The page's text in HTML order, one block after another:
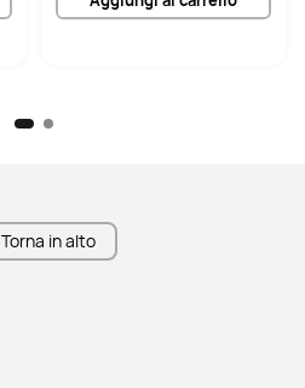
Torna in alto